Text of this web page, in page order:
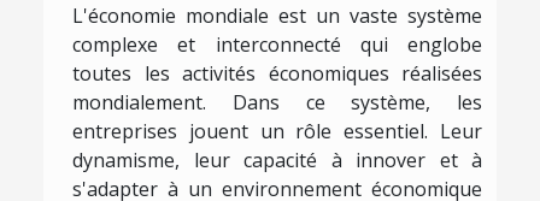
L'économie mondiale est un vaste système
complexe et interconnecté qui englobe
toutes les activités économiques réalisées
mondialement. Dans ce système, les
entreprises jouent un rôle essentiel. Leur
dynamisme, leur capacité à innover et à
s'adapter à un environnement économique